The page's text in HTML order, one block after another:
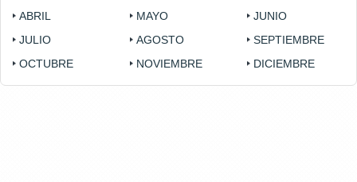
ABRIL
MAYO
JUNIO
JULIO
AGOSTO
SEPTIEMBRE
OCTUBRE
NOVIEMBRE DICIEMBRE